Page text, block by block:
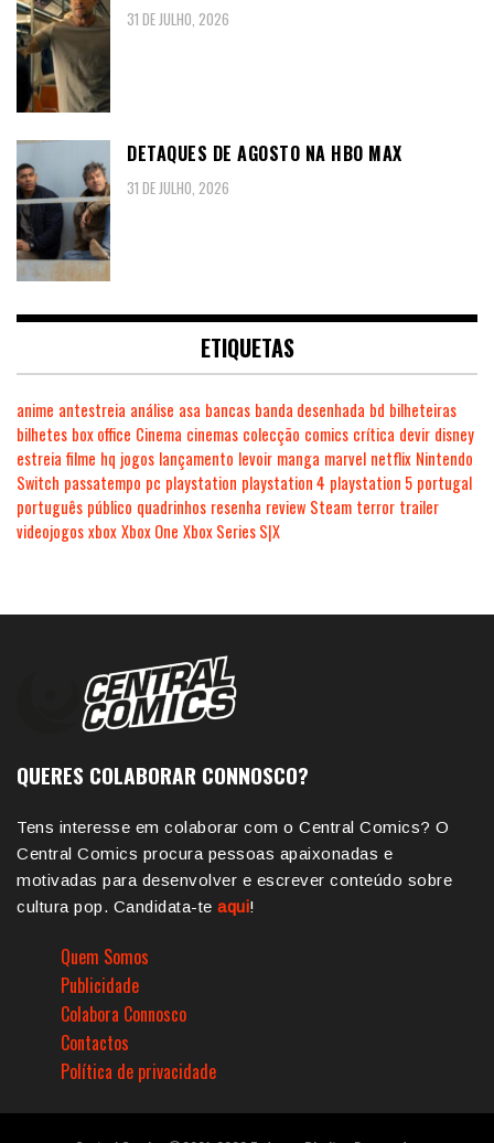
31 DE JULHO, 2026
DETAQUES DE AGOSTO NA HBO MAX
31 DE JULHO, 2026
ETIQUETAS
anime antestreia análise asa bancas banda desenhada bd bilheteiras
bilhetes box office Cinema cinemas colecção comics crítica devir disney
estreia filme hq jogos lançamento levoir manga marvel netflix Nintendo
Switch passatempo pc playstation playstation 4 playstation 5 portugal
português público quadrinhos resenha review Steam terror trailer
videojogosxboxXbox One Xbox Series S|X
QUERES COLABORAR CONNOSCO?
Tens interesse em colaborar com o Central Comics? O
Central Comics procura pessoas apaixonadas e
motivadas para desenvolver e escrever conteúdo sobre
cultura pop. Candidata-te aqui!
Quem Somos
Publicidade
Colabora Connosco
Contactos
Política de privacidade